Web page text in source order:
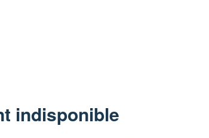
indisponible